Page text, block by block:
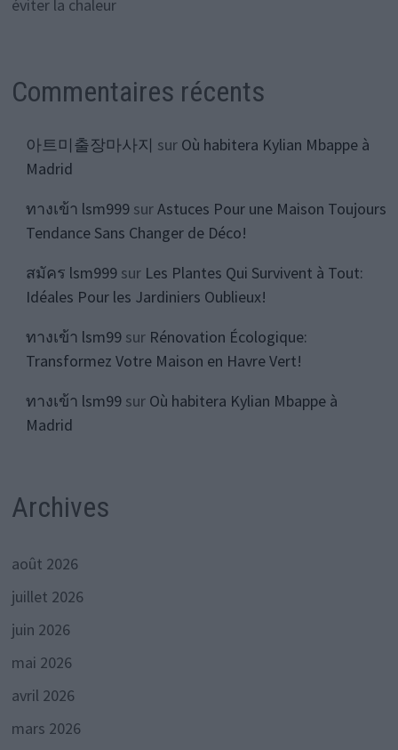
éviter la chaleur
Commentaires récents
아트미출장마사지 sur Où habitera Kylian Mbappe à
Madrid
ทางเข้า lsm999surAstuces Pour une Maison Toujours
Tendance Sans Changer de Déco!
สมัคร lsm999sur Les Plantes Qui Survivent à Tout:
Idéales Pour les Jardiniers Oublieux!
ทางเข้า lsm99sur Rénovation Écologique:
Transformez Votre Maison en Havre Vert!
ทางเข้า lsm99sur Où habitera Kylian Mbappe à
Madrid
Archives
août 2026
juillet 2026
juin 2026
mai 2026
avril 2026
mars 2026